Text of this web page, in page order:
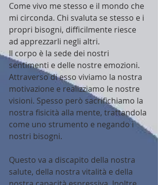
Come vivo me stesso e il mondo che
mi circonda. Chi svaluta se stesso e i
propri bisogni, difficilmente riesce
ad apprezzarli negli altri.
Il corpo è la sede dei nostri
sentimenti e delle nostre emozioni.
Attraverso di esso viviamo la nostra
motivazione e realizziamo le nostre
visioni. Spesso però sacrifichiamo la
nostra fisicità alla mente, trattandola
come uno strumento e negando i
nostri bisogni.
Questo va a discapito della nostra
salute, della nostra vitalità e della